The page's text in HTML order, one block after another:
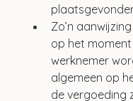
Zo’n
op het
werknemer
algemeen op
de vergoeding